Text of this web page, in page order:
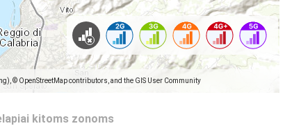
© OpenStreetMap contributors, and the GIS User Community
kitoms zonoms